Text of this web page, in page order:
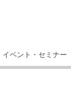
イベント・セミナー